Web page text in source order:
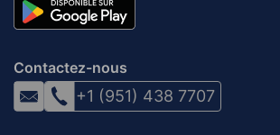
Contactez-nous
+1 (951) 438 7707